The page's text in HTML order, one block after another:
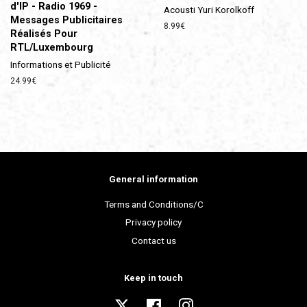
d'IP - Radio 1969 -
Messages Publicitaires
Réalisés Pour
RTL/Luxembourg
Informations et Publicité
Prix
24.99€
Acousti Yuri Korolkoff
Prix
8.99€
General information
Terms and Conditions/C
Privacy policy
Contact us
Keep in touch
Twitter FacebookInstagram